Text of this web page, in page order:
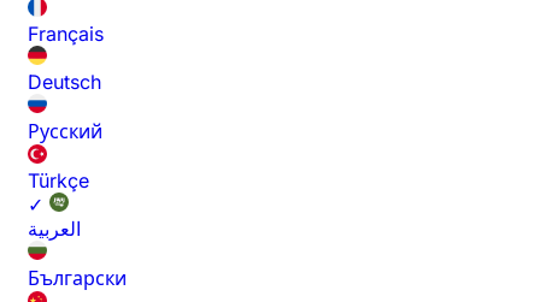
Français
Deutsch
Русский
Türkçe
✓
العربية
Български